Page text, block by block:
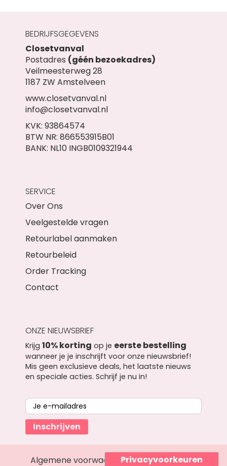
BEDRIJFSGEGEVENS
Closetvanval
Postadres (géén bezoekadres)
Veilmeesterweg 28
1187 ZW Amstelveen
www.closetvanval.nl
info@closetvanval.nl
KVK: 93864574
BTW NR: 866553915B01
BANK: NL10 INGB0109321944
SERVICE
Over Ons
Veelgestelde vragen
Retourlabel aanmaken
Retourbeleid
Order Tracking
Contact
ONZE NIEUWSBRIEF
Krijg 10% korting op je eerste bestelling
wanneer je je inschrijft voor onze nieuwsbrief!
Mis geen exclusieve deals, het laatste nieuws
en speciale acties. Schrijf je nu in!
Inschrijven
Algemene voorwaardenPrivacyverklaring